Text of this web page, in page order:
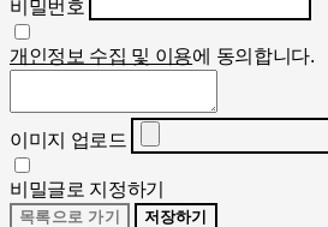
비밀번호
개인정보 수집 및 이용에 동의합니다.
이미지 업로드
비밀글로 지정하기
목록으로 가기 저장하기